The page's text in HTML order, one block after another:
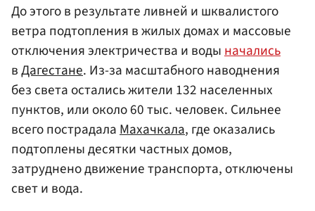
До этого в результате ливней и шквалистого
ветра подтопления в жилых домах и массовые
отключения электричества и водыначались
вДагестане. Из-за масштабного наводнения
без света остались жители 132 населенных
пунктов, или около 60 тыс. человек. Сильнее
всего пострадалаМахачкала, где оказались
подтоплены десятки частных домов,
затруднено движение транспорта, отключены
свет и вода.